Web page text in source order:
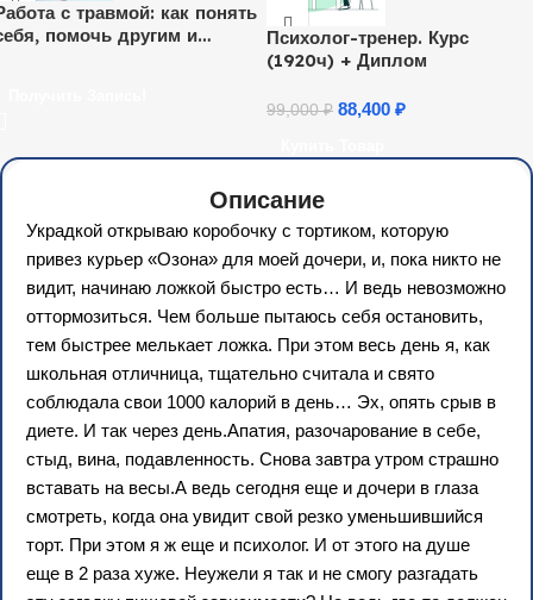
с травмой: как понять
помочь другим и
Психолог-тренер. Курс
(1920ч) + Диплом
99,000₽ 88,400 ₽
Описание
Украдкой открываю коробочку с тортиком, которую
привез курьер «Озона» для моей дочери, и, пока никто не
видит, начинаю ложкой быстро есть… И ведь невозможно
оттормозиться. Чем больше пытаюсь себя остановить,
тем быстрее мелькает ложка. При этом весь день я, как
школьная отличница, тщательно считала и свято
соблюдала свои 1000 калорий в день… Эх, опять срыв в
диете. И так через день.Апатия, разочарование в себе,
стыд, вина, подавленность. Снова завтра утром страшно
вставать на весы.А ведь сегодня еще и дочери в глаза
смотреть, когда она увидит свой резко уменьшившийся
торт. При этом я ж еще и психолог. И от этого на душе
еще в 2 раза хуже. Неужели я так и не смогу разгадать